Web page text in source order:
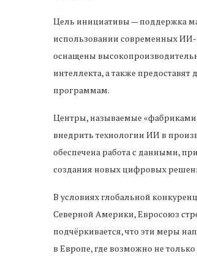
Цель инициативы — поддержка
использовании современных ИИ-
оснащены
интеллекта, а также
программам.
Центры, называемые
внедрить технологии ИИ в
обеспечена работа с данными,
создания новых цифровых
В условиях глобальной
Северной Америки, Евросоюз
подчёркивается, что эти меры
в Европе, где возможно не